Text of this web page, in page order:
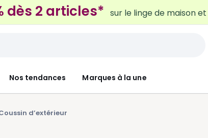
dès 2 articles* sur le linge de maison
Nos tendances Marques à la une
d’extérieur